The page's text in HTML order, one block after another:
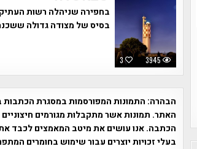
3 3945
בחפירה שניהלה רשות
בסיס של מצודה גדולה
הבהרה: התמונות המפורסמות במסגרת הכתבות
האתר. תמונות אשר מתקבלות מגורמים
הכתבה. אנו עושים את מיטב המאמצים לכבד את
בעלי זכויות יוצרים עבור שימוש בחומרים